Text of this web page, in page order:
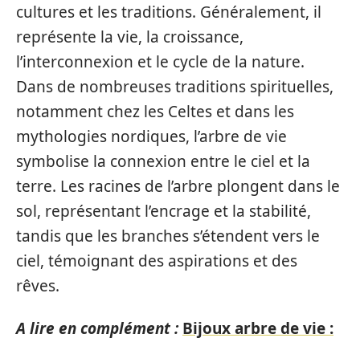
cultures et les traditions. Généralement, il
représente la vie, la croissance,
l’interconnexion et le cycle de la nature.
Dans de nombreuses traditions spirituelles,
notamment chez les Celtes et dans les
mythologies nordiques, l’arbre de vie
symbolise la connexion entre le ciel et la
terre. Les racines de l’arbre plongent dans le
sol, représentant l’encrage et la stabilité,
tandis que les branches s’étendent vers le
ciel, témoignant des aspirations et des
rêves.
A lire en complément : Bijoux arbre de vie :